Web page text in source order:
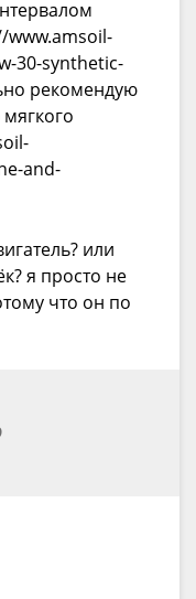
30-synthetic-
рекомендую
and-
или
я просто не
что он по